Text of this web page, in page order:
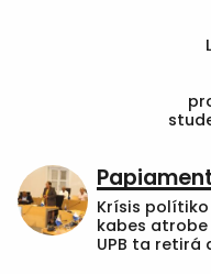
Krísis
kabes atrobe
UPB ta retirá